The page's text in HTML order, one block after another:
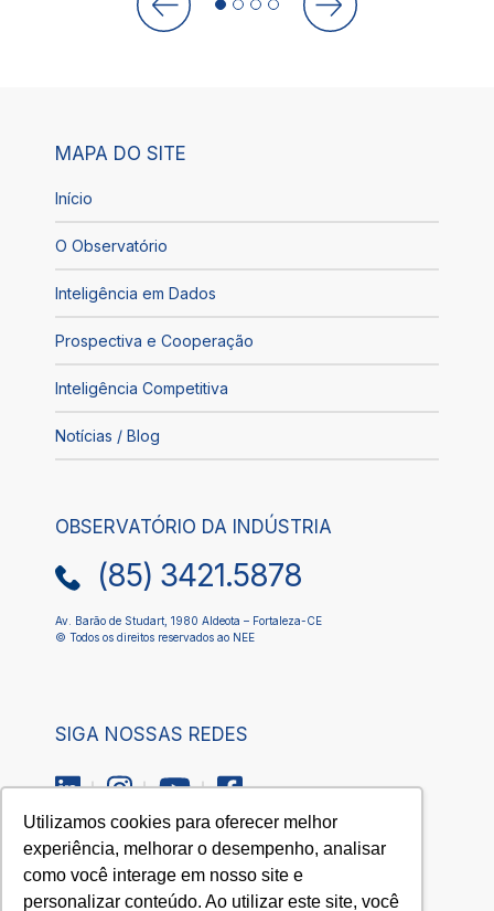
Utilizamos cookies para oferecer melhor
experiência, melhorar o desempenho, analisar
como você interage em nosso site e
personalizar conteúdo. Ao utilizar este site, você
MAPA DO SITE
Início
O Observatório
Inteligência em Dados
Prospectiva e Cooperação
Inteligência Competitiva
Notícias / Blog
OBSERVATÓRIO DA INDÚSTRIA
(85) 3421.5878
Av. Barão de Studart, 1980 Aldeota – Fortaleza-CE
© Todos os direitos reservados ao NEE
SIGA NOSSAS REDES
QUEREMOS